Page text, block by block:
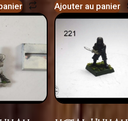
Ajouter au panier